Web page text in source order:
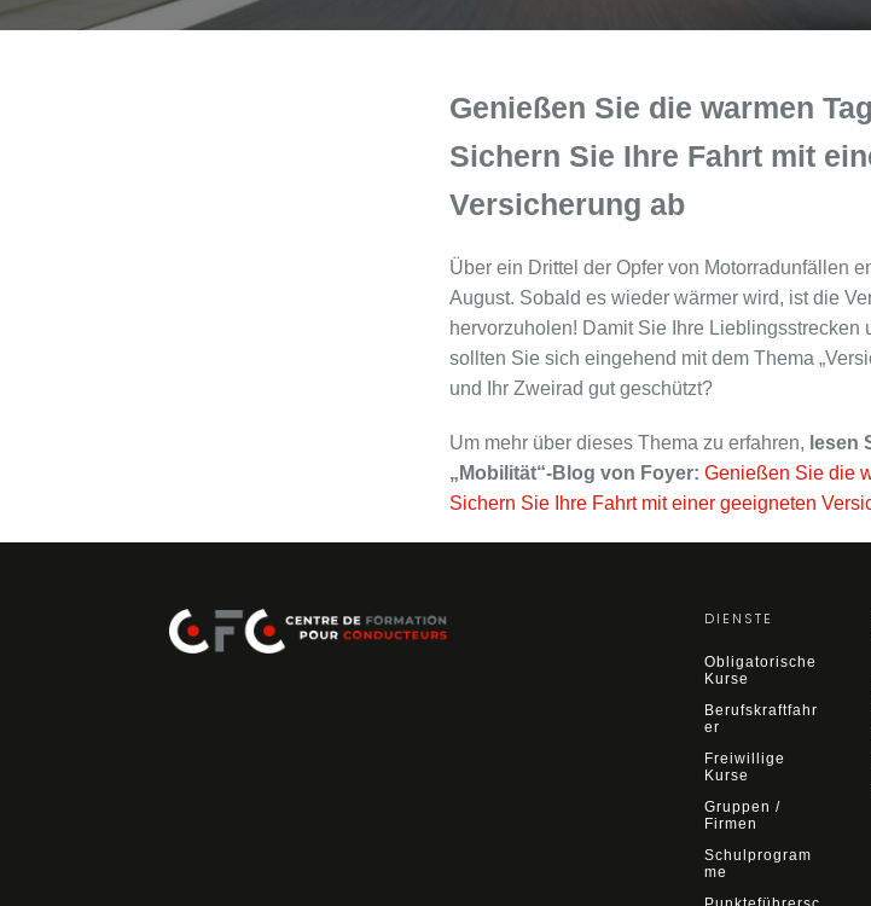
Genießen Sie die warmen
Sichern Sie Ihre Fahrt mit
Versicherung ab
Über ein Drittel der Opfer von Motorradunfällen
August. Sobald es wieder wärmer wird, ist die
hervorzuholen! Damit Sie Ihre Lieblingsstrecken
sollten Sie sich eingehend mit dem Thema
und Ihr Zweirad gut geschützt?
Um mehr über dieses Thema zu erfahren, lesen
„Mobilität“-Blog von Foyer: Genießen Sie die
Sichern Sie Ihre Fahrt mit einer geeigneten
DIENSTE
Obligatorische
Kurse
Berufskraftfahr
er
Freiwillige
Kurse
Gruppen /
Firmen
Schulprogram
me